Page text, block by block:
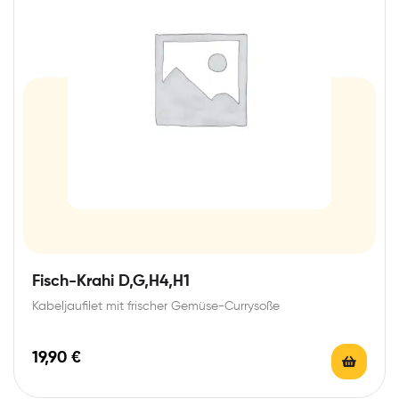
Fisch-Krahi D,G,H4,H1
Kabeljaufilet mit frischer Gemüse-Currysoße
19,90 €